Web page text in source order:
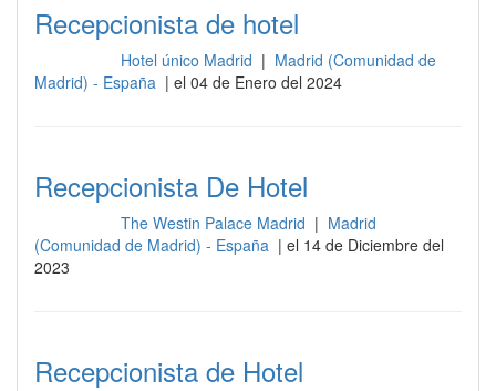
Recepcionista de hotel
Hotel único Madrid | Madrid (Comunidad de
Madrid) - España | el 04 de Enero del 2024
Recepcionista De Hotel
The Westin Palace Madrid | Madrid
(Comunidad de Madrid) - España | el 14 de Diciembre del
2023
Recepcionista de Hotel